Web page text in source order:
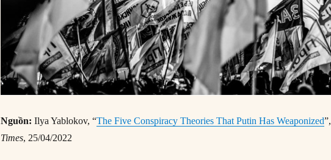
Nguồn: Ilya Yablokov, “The Five Conspiracy Theories That Putin Has Weaponized”,
Times, 25/04/2022